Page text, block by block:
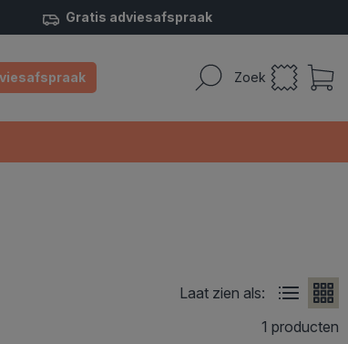
Gratis adviesafspraak
Zoek
Laat zien als:
1 producten